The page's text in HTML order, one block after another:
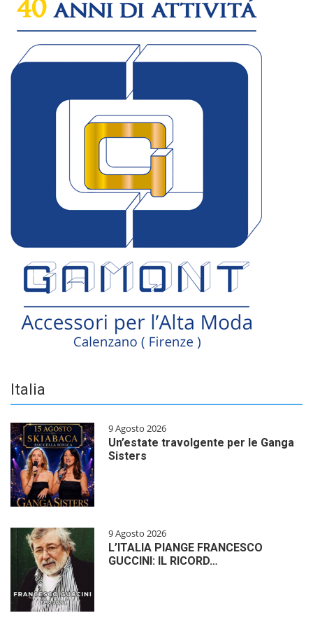
Italia
9 Agosto 2026
Un’estate travolgente per le Ganga
Sisters
9 Agosto 2026
L’ITALIA PIANGE FRANCESCO
GUCCINI: IL RICORD…